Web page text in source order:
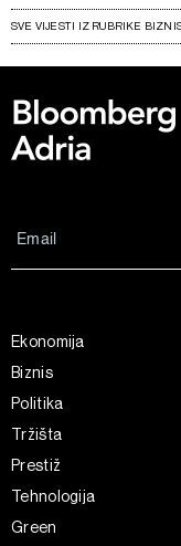
SVE VIJESTI IZ RUBRIKE
Ekonomija
Biznis
Politika
Tržišta
Prestiž
Tehnologija
Green